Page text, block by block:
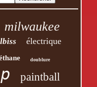
milwaukee
électrique
doublure
paintball